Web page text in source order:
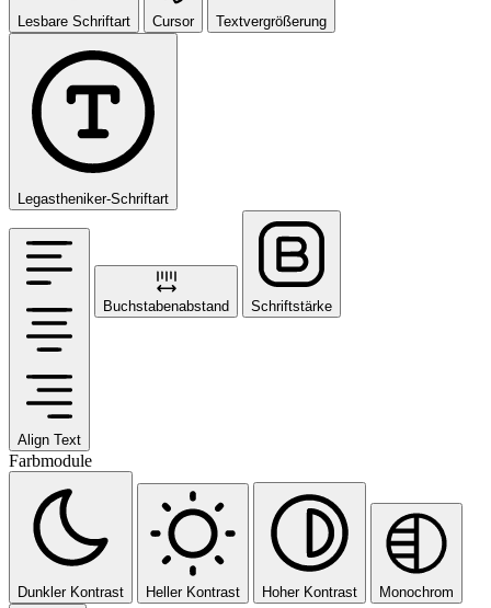
Lesbare Schriftart Cursor Textvergrößerung
Legastheniker-Schriftart
Align Text
Buchstabenabstand Schriftstärke
Farbmodule
Dunkler Kontrast Heller Kontrast Hoher Kontrast Monochrom